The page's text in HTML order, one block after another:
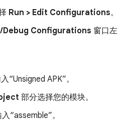
Run > Edit Configurations。
Debug Configurations 窗口左
“Unsigned APK”。
部分选择您的模块。
“assemble”。